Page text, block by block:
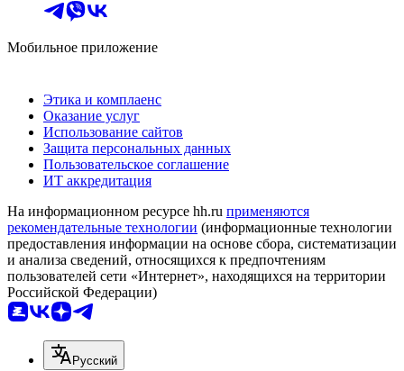
Мобильное приложение
Этика и комплаенс
Оказание услуг
Использование сайтов
Защита персональных данных
Пользовательское соглашение
ИТ аккредитация
На информационном ресурсе hh.ru применяются
рекомендательные технологии (информационные технологии
предоставления информации на основе сбора, систематизации
и анализа сведений, относящихся к предпочтениям
пользователей сети «Интернет», находящихся на территории
Российской Федерации)
Русский